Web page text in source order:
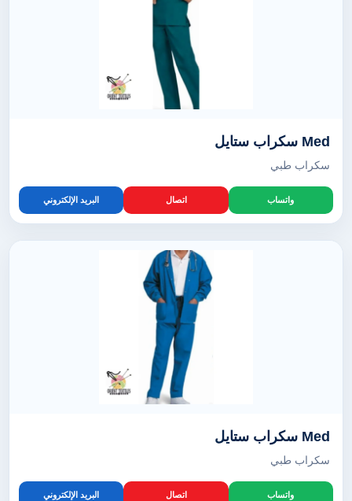
Med سكراب ستايل
سكراب طبي
واتساب اتصال البريد الإلكتروني
Med سكراب ستايل
سكراب طبي
واتساب اتصال البريد الإلكتروني